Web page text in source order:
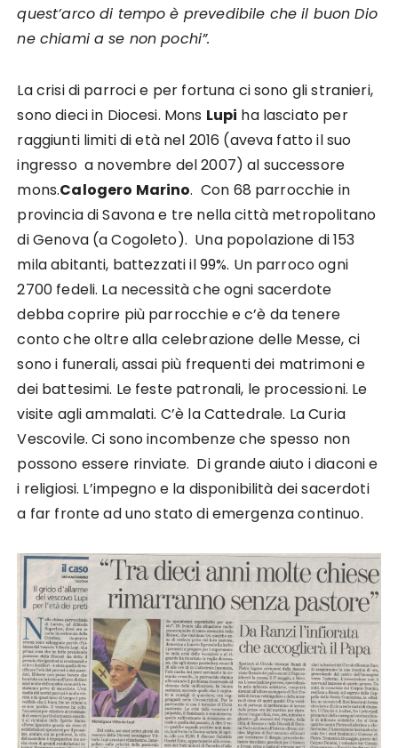
quest’arco di tempo è prevedibile che il buon Dio
ne chiami a se non pochi”.
La crisi di parroci e per fortuna ci sono gli stranieri,
sono dieci in Diocesi. Mons Lupi ha lasciato per
raggiunti limiti di età nel 2016 (aveva fatto il suo
ingresso a novembre del 2007) al successore
mons.Calogero Marino. Con 68 parrocchie in
provincia di Savona e tre nella città metropolitano
di Genova (a Cogoleto). Una popolazione di 153
mila abitanti, battezzati il 99%. Un parroco ogni
2700 fedeli. La necessità che ogni sacerdote
debba coprire più parrocchie e c’è da tenere
conto che oltre alla celebrazione delle Messe, ci
sono i funerali, assai più frequenti dei matrimoni e
dei battesimi. Le feste patronali, le processioni. Le
visite agli ammalati. C’è la Cattedrale. La Curia
Vescovile. Ci sono incombenze che spesso non
possono essere rinviate. Di grande aiuto i diaconi e
i religiosi. L’impegno e la disponibilità dei sacerdoti
a far fronte ad uno stato di emergenza continuo.